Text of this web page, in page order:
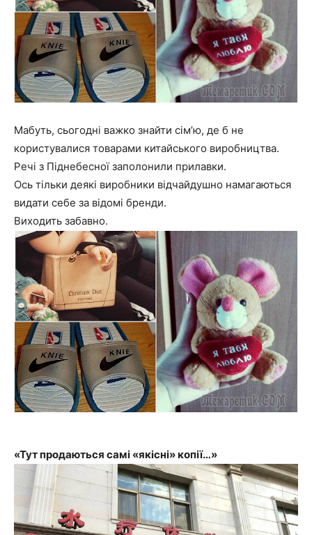
Мабуть, сьогодні важко знайти сім’ю, де б не
користувалися товарами китайського виробництва.
Речі з Піднебесної заполонили прилавки.
Ось тільки деякі виробники відчайдушно намагаються
видати себе за відомі бренди.
Виходить забавно.
«Тут продаються самі «якісні» копії…»